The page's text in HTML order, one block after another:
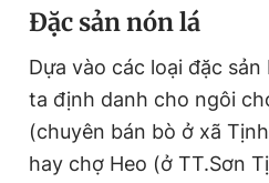
Đặc sản nón lá
Dựa vào các loại đặc
ta định danh cho ngôi
(chuyên bán bò ở xã
hay chợ Heo (ở TT.Sơn